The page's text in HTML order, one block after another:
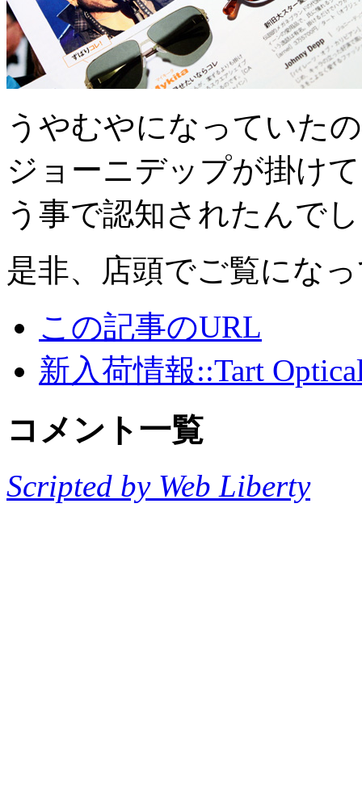
うやむやになっていた
ジョーニデップが掛け
う事で認知されたんで
是非、店頭でご覧にな
この記事のURL
新入荷情報::Tart
コメント一覧
Scripted by Web Liberty